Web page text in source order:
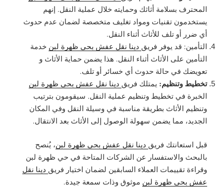
المحترف بسلامة أثاثك وحمايته خلال عملية النقل. إنهم
يستخدمون تقنيات ومواد تغليف متخصصة لضمان عدم حدوث
أي ضرر أو تلف للأثاث أثناء النقل.
التأمين: قد يوفر فريق دينا نقل عفش بحي ظهرة لبن خدمة
التأمين على الأثاث أثناء النقل. هذا يضمن حماية الأثاث و
تعويضك في حالة حدوث أي خسائر أو تلف.
تخطيط وتنظيم: يمتلك فريق دينا نقل عفش بحي ظهرة لبن
الخبرة في تخطيط وتنظيم عملية النقل. سيقومون بترتيب
وتنظيم الأثاث بطريقة مناسبة في وسيلة النقل وفي المكان
الجديد، مما يضمن سهولة الوصول إلى الأثاث بعد الانتقال.
قبل استعانتك فريق دينا نقل عفش بحي ظهرة لبن، يُنصح
بالبحث والاستفسار عن الشركات المتاحة في حي ظهرة لبن
وقراءة تقييمات العملاء السابقين لضمان اختيار فريق دينا نقل
عفش بحي ظهرة لبن موثوق وذات سمعة جيدة.